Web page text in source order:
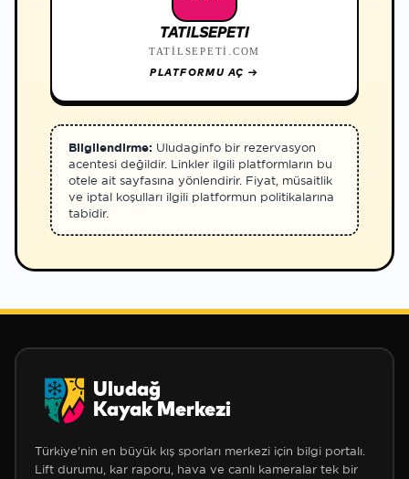
TATILSEPETI
TATILSEPETI.COM
PLATFORMU AÇ →
Bilgilendirme: Uludaginfo bir rezervasyon
acentesi değildir. Linkler ilgili platformların bu
otele ait sayfasına yönlendirir. Fiyat, müsaitlik
ve iptal koşulları ilgili platformun politikalarına
tabidir.
Uludağ
Kayak Merkezi
Türkiye'nin en büyük kış sporları merkezi için bilgi portalı.
Lift durumu, kar raporu, hava ve canlı kameralar tek bir